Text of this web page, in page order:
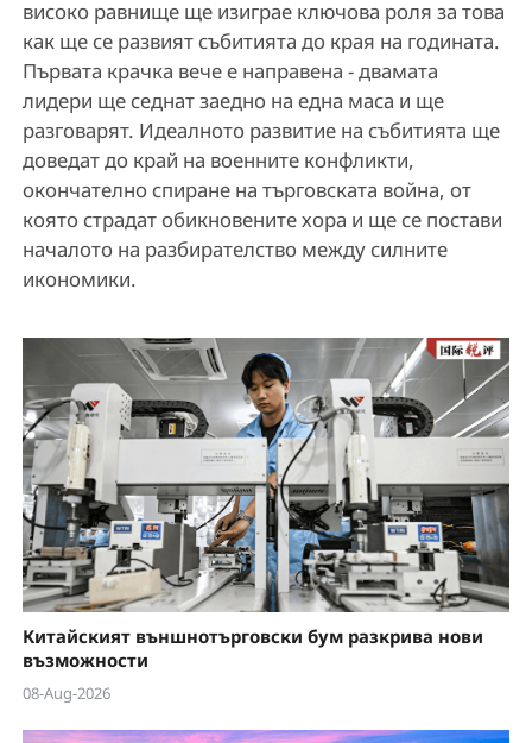
високо равнище ще изиграе ключова роля за това
как ще се развият събитията до края на годината.
Първата крачка вече е направена - двамата
лидери ще седнат заедно на една маса и ще
разговарят. Идеалното развитие на събитията ще
доведат до край на военните конфликти,
окончателно спиране на търговската война, от
която страдат обикновените хора и ще се постави
началото на разбирателство между силните
икономики.
Китайският външнотърговски бум разкрива нови
възможности
08-Aug-2026